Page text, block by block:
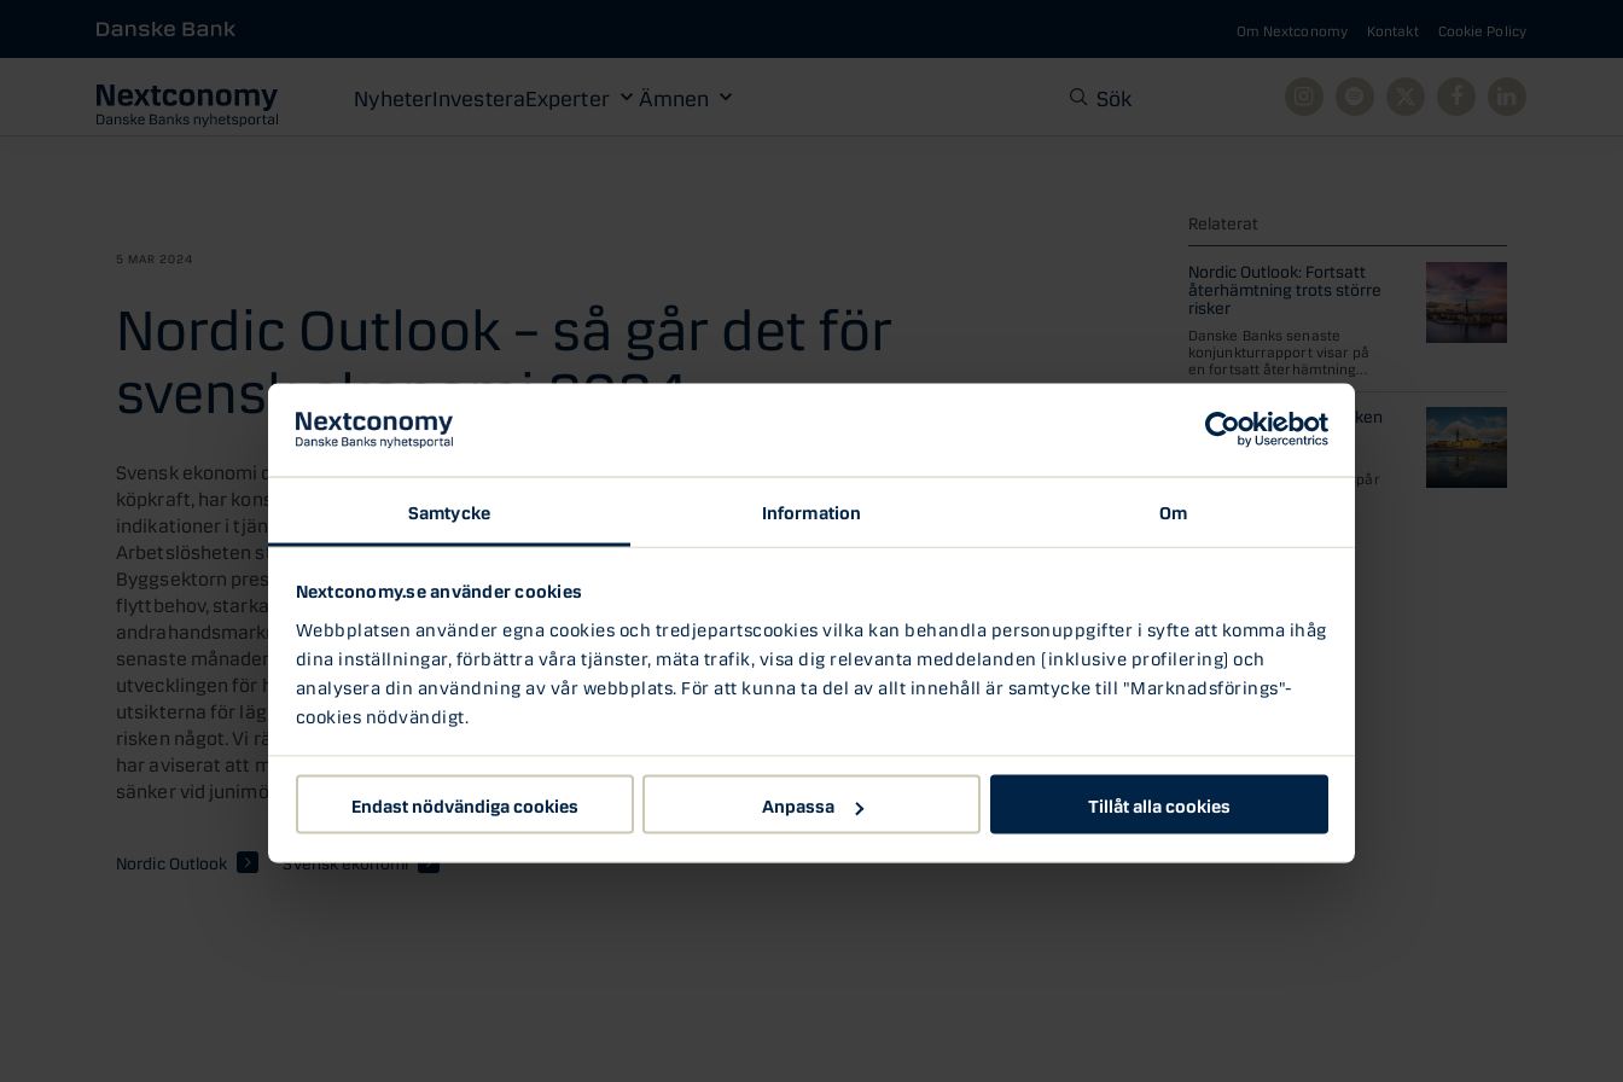
Samtycke Information Om
Nextconomy.se använder cookies
Webbplatsen använder egna cookies och tredjepartscookies vilka kan behandla personuppgifter i syfte att komma ihåg
dina inställningar, förbättra våra tjänster, mäta trafik, visa dig relevanta meddelanden (inklusive profilering) och
analysera din användning av vår webbplats. För att kunna ta del av allt innehåll är samtycke till "Marknadsförings"-
cookies nödvändigt.
Endast nödvändiga cookies Anpassa Tillåt alla cookies
Om Nextconomy Kontakt Cookie Policy
NyheterInvesteraExperter Ämnen Sök
5 MAR 2024
Nordic Outlook – så går det för
svensk ekonomi 2024
Svensk ekonomi dras av stark varuexport med något svagare inhemsk efterfrågan. Trots urholkad
köpkraft, har konsumtionen ändå varit fortsatt stabil tack vare stark sysselsättning. Vi ser
indikationer i tjänstesektorn och detaljhandeln som tyder på förbättrade framtidsutsikter.
Arbetslösheten stiger men utvecklingen reflekterar inte arbetsmarknaden på ett rättvist sätt.
Byggsektorn pressas inte längre av material- utan snarare av höga räntekostnader. Ett uppdämt
flyttbehov, starka fundament och en ökad bostadsbrist kommer på sikt höja priserna på
andrahandsmarknaden. Frontladdad inflation exklusive boendekostnader har fallit markant de
senaste månaderna och tycks ha parkerat under två procent. Boendekostnaderna, i synnerhet
utvecklingen för hyror och BRF-avgifter, utgör dock ett osäkerhetsmoment samtidigt som
utsikterna för lägre elpriser och därmed lägre uppvärmningskostnader rimligen dämpar den
risken något. Vi räknar som tidigare med att Riksbankens inflationsmål nås i sommar. Riksbanken
har aviserat att möjligheten till räntesänkningar inleds under första halvåret. Vi bedömer att man
sänker vid junimötet och därefter sänker i långsam takt.
Nordic Outlook Svensk ekonomi
Relaterat
Nordic Outlook: Fortsatt
återhämtning trots större
risker
Danske Banks senaste
konjunkturrapport visar på
en fortsatt återhämtning...
Nordic Outlook: Vårtecken
i svensk ekonomi
konjunkturrapport förutspår